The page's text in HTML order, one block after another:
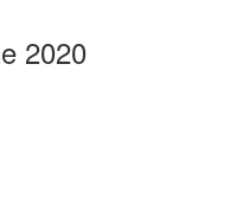
2020